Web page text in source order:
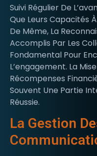
Suivi Régulier De
Que Leurs Capacités
De Même, La
Accomplis Par Les
Fondamental Pour
L’engagement. La
Récompenses
Souvent Une Partie
Réussie.
La Gestion